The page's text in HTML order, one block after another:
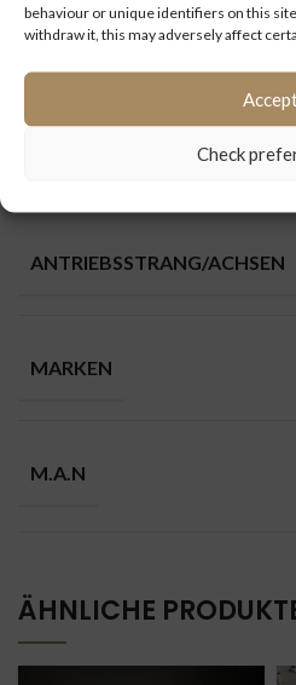
behaviour or unique identifiers on this
withdraw it, this may adversely affect
Check
ZUSÄTZLICHE INFORMATIONEN
ANTRIEBSSTRANG/ACHSEN
MARKEN
M.A.N
ÄHNLICHE